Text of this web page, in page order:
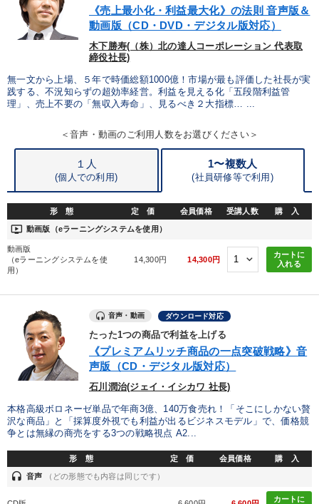
《売上最小化・利益最大化》の法則 音声版＆
動画版（CD・DVD・デジタル版対応）
木下勝寿(（株）北の達人コーポレーション 代表取
締役社長)
無一文から上場、５年で時価総額1000億！市場が最も評価した社長が実
践する、不況知らずの超効率経営。利益を見える化「五段階利益管
理」、売上不要の「無収入寿命」、見るべき２大指標… ...
＜音声・動画のご利用人数をお選びください＞
１人
(個人での利用)
1〜複数人
(社員研修等で利用)
形 態 定 価 会員価格 受講人数 購 入
ondemand_video 動画版（eラーニングシステムを使用）
動画版
（eラーニングシステムを使
用）
14,300円 14,300円
カートに
入れる
音声・動画 ダウンロード対応
たった1つの商品で利益を上げる
《プレミアムリッチ商品の一点突破戦略》音
声版（CD・デジタル版対応）
石川潤治(ジェイ・イシカワ 社長)
本格高級ボロネーゼ単品で年商3億、140万食売れ！「そこにしかない贅
沢な商品」と「採算度外視でも利益が出るビジネスモデル」で、価格競
争とは無縁の商売をする3つの戦略視点 A2...
形 態 定 価 会員価格 購 入
headset 音声 （どの形態でも内容は同じです）
カートに